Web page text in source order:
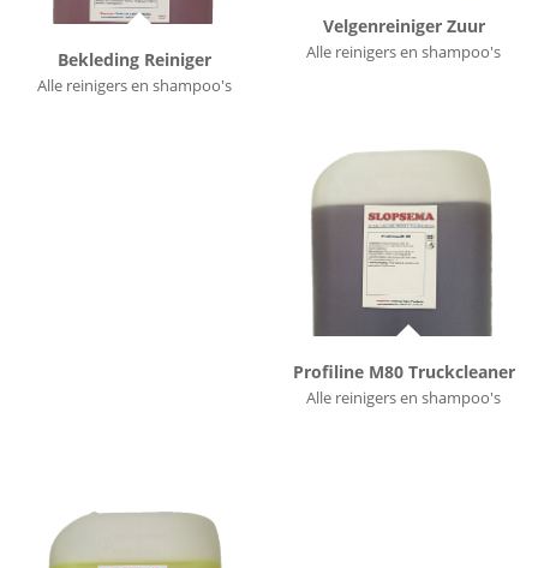
Bekleding Reiniger
Alle reinigers en shampoo's
Velgenreiniger Zuur
Alle reinigers en shampoo's
Profiline M80 Truckcleaner
Alle reinigers en shampoo's